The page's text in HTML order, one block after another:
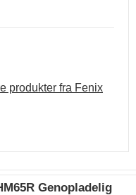
produkter fra Fenix
Genopladelig